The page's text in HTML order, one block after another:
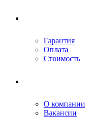
Гарантия
Оплата
Стоимость
О компании
Вакансии